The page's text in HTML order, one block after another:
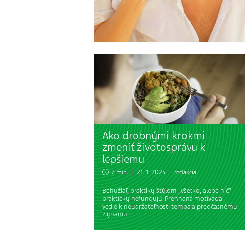
Ako drobnými krokmi
zmeniť životosprávu k
lepšiemu
7 min. | 21. 1. 2025 | redakcia
Bohužiaľ, praktiky štýlom „všetko, alebo nič“
prakticky nefungujú. Prehnaná motivácia
vedie k neudržateľnosti tempa a predčasnému
zlyhaniu.